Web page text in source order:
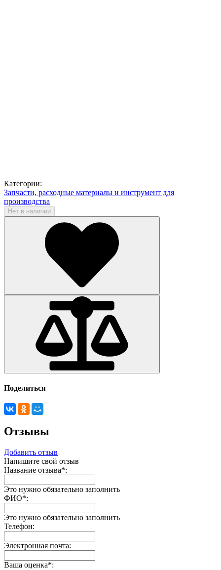
Категории:
Запчасти, расходные материалы и инструмент для
производства
Нет в наличии
Поделиться
Отзывы
Добавить отзыв
Напишите свой отзыв
Название отзыва*:
Это нужно обязательно заполнить
ФИО*:
Это нужно обязательно заполнить
Телефон:
Электронная почта:
Ваша оценка*: